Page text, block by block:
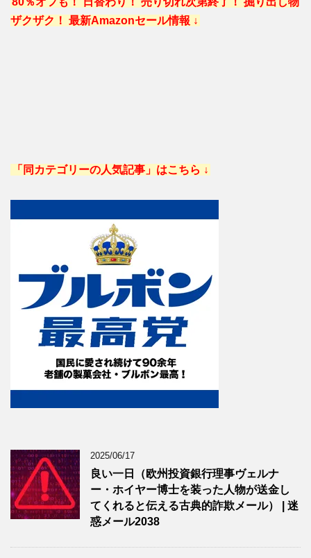
ザクザク！ 最新Amazonセール情報 ↓
「同カテゴリーの人気記事」はこちら ↓
2025/06/17
良い一日（欧州投資銀行理事ヴェルナ
ー・ホイヤー博士を装った人物が送金し
てくれると伝える古典的詐欺メール） | 迷
惑メール2038